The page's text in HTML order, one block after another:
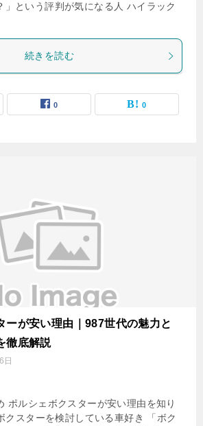
」という評判が気になる人 ハイラック
続きを読む
0 0
ーが安い理由｜987世代の魅力と
徹底解説
日
ポルシェボクスターが安い理由を知り
クスターを検討している車好き 「ボク